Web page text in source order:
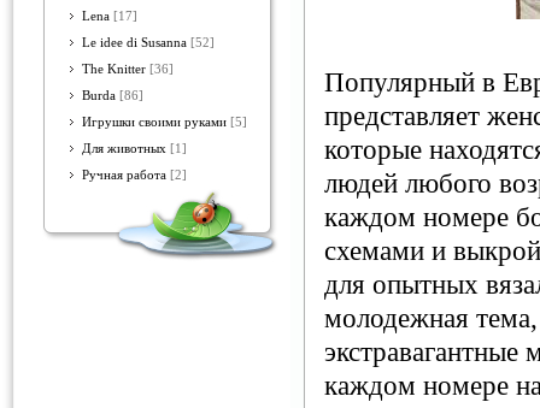
Lena [17]
Le idee di Susanna [52]
The Knitter [36]
Burda [86]
Игрушки своими руками [5]
Для животных [1]
Ручная работа [2]
Популярный в
представляет
которые
людей любого
каждом номере
схемами и
для опытных
молодежная
экстравагантные
каждом номере